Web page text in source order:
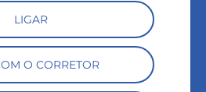
LIGAR
O CORRETOR